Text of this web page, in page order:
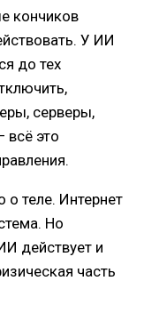
кончиков
У ИИ
до тех
серверы,
всё это
о теле. Интернет
Но
действует и
часть